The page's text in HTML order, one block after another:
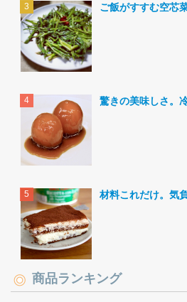
ご飯がすすむ空芯
驚きの美味しさ。
材料これだけ。気
商品ランキング